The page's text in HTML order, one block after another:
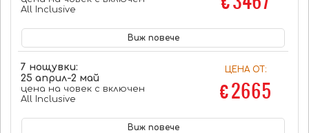
All Inclusive
Виж повече
7 нощувки:
25 април-2 май
цена на човек с включен
All Inclusive
ЦЕНА ОТ:
€ 2665
Виж повече